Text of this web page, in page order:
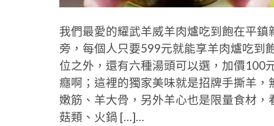
我們最愛的耀武羊威羊肉爐吃到飽在平
旁，每個人只要599元就能享羊肉爐吃到
位之外，還有六種湯頭可以選，加價100
癮啊；這裡的獨家美味就是招牌手撕羊
嫩筋、羊大骨，另外羊心也是限量食材，
菇類、火鍋 […]…